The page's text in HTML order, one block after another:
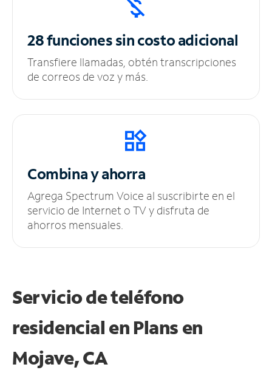
28 funciones sincosto adicional
Transfiere llamadas, obtén transcripciones
de correos de voz y más.
Combina y ahorra
Agrega Spectrum Voice al suscribirte en el
servicio de Internet o TV y disfruta de
ahorros mensuales.
Servicio de teléfono
residencial en Plans en
Mojave, CA